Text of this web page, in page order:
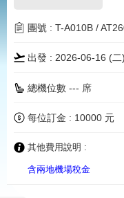
團號 : T-A010B /
出發 : 2026-06-16 (二)
總機位數 --- 席
每位訂金 : 10000 元
其他費用說明 :
含兩地機場稅金